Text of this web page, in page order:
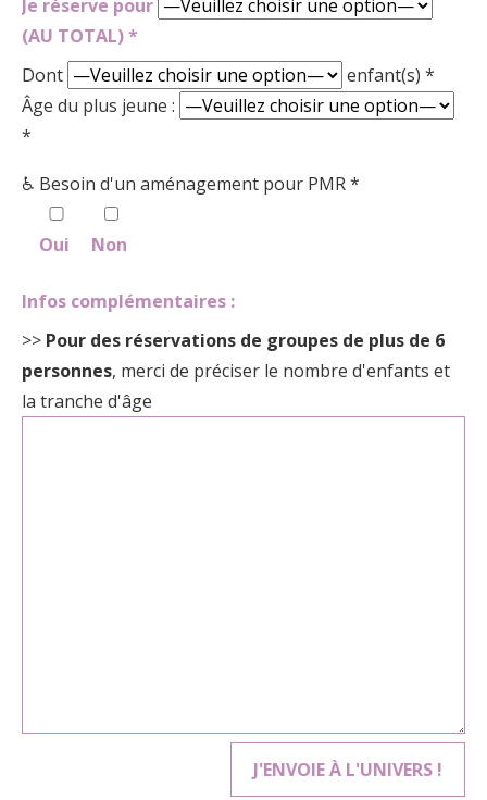
Je réserve pour
(AU TOTAL) *
Dont
enfant(s) *
Âge du plus jeune :
*
♿ Besoin d'un aménagement pour PMR *
Oui Non
Infos complémentaires :
>> Pour des réservations de groupes de plus de 6
personnes, merci de préciser le nombre d'enfants et
la tranche d'âge